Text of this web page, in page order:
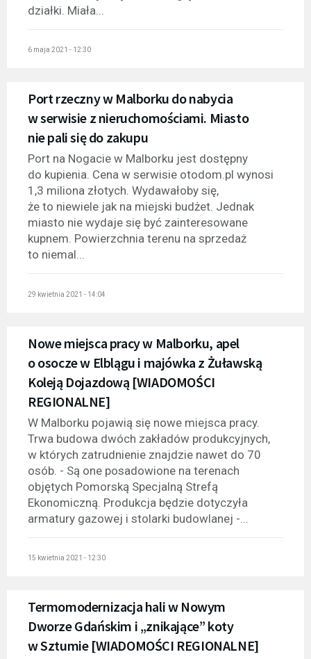
działki. Miała...
6 maja 2021 - 12:30
Port rzeczny w Malborku do nabycia
w serwisie z nieruchomościami. Miasto
nie pali się do zakupu
Port na Nogacie w Malborku jest dostępny
do kupienia. Cena w serwisie otodom.pl wynosi
1,3 miliona złotych. Wydawałoby się,
że to niewiele jak na miejski budżet. Jednak
miasto nie wydaje się być zainteresowane
kupnem. Powierzchnia terenu na sprzedaż
to niemal...
29 kwietnia 2021 - 14:04
Nowe miejsca pracy w Malborku, apel
o osocze w Elblągu i majówka z Żuławską
Koleją Dojazdową [WIADOMOŚCI
REGIONALNE]
W Malborku pojawią się nowe miejsca pracy.
Trwa budowa dwóch zakładów produkcyjnych,
w których zatrudnienie znajdzie nawet do 70
osób. - Są one posadowione na terenach
objętych Pomorską Specjalną Strefą
Ekonomiczną. Produkcja będzie dotyczyła
armatury gazowej i stolarki budowlanej -...
15 kwietnia 2021 - 12:30
Termomodernizacja hali w Nowym
Dworze Gdańskim i „znikające” koty
w Sztumie [WIADOMOŚCI REGIONALNE]